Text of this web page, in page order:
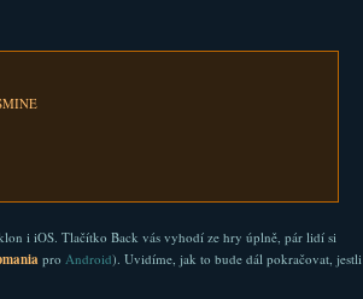
i iOS. Tlačítko Back vás vyhodí ze hry úplně, pár lidí si
pro Android). Uvidíme, jak to bude dál pokračovat, jestli